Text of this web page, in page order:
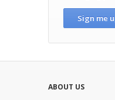
Sign me
ABOUT US